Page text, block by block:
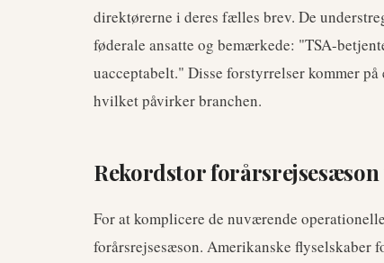
direktørerne i deres fælles brev. De
føderale ansatte og bemærkede: "TSA-
uacceptabelt." Disse forstyrrelser kommer
hvilket påvirker branchen.
Rekordstor
For at komplicere de nuværende
forårsrejsesæson. Amerikanske flyselskaber